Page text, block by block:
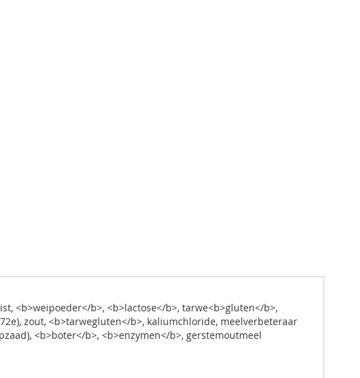
<b>weipoeder</b>, <b>lactose</b>, tarwe<b>gluten</b>,
zout, <b>tarwegluten</b>, kaliumchloride, meelverbeteraar
<b>boter</b>, <b>enzymen</b>, gerstemoutmeel